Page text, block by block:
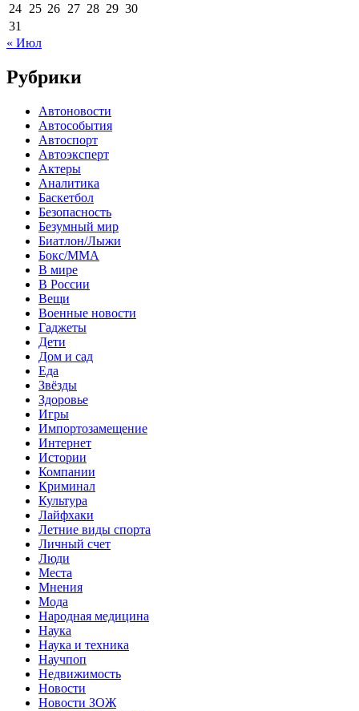
24 25 26 27 28 29 30
31
« Июл
Рубрики
Автоновости
Автособытия
Автоспорт
Автоэксперт
Актеры
Аналитика
Баскетбол
Безопасность
Безумный мир
Биатлон/Лыжи
Бокс/MMA
В мире
В России
Вещи
Военные новости
Гаджеты
Дети
Дом и сад
Еда
Звёзды
Здоровье
Игры
Импортозамещение
Интернет
Истории
Компании
Криминал
Культура
Лайфхаки
Летние виды спорта
Личный счет
Люди
Места
Мнения
Мода
Народная медицина
Наука
Наука и техника
Научпоп
Недвижимость
Новости
Новости ЗОЖ